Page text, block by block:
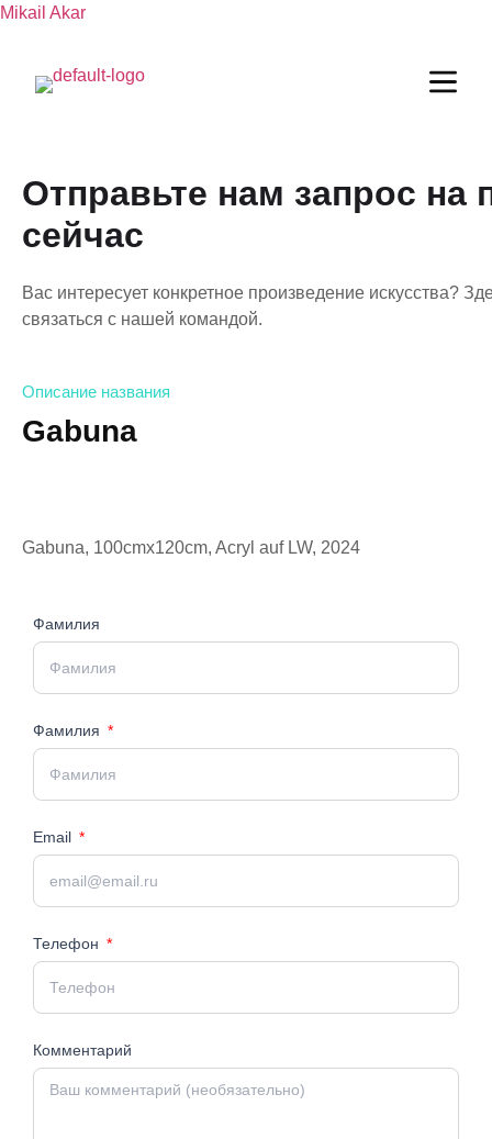
Mikail Akar
Отправьте нам запрос на
сейчас
Вас интересует конкретное произведение искусства?
связаться с нашей командой.
Описание названия
Gabuna
Gabuna, 100cmx120cm, Acryl auf LW, 2024
Фамилия
Фамилия
Email
Телефон
Комментарий